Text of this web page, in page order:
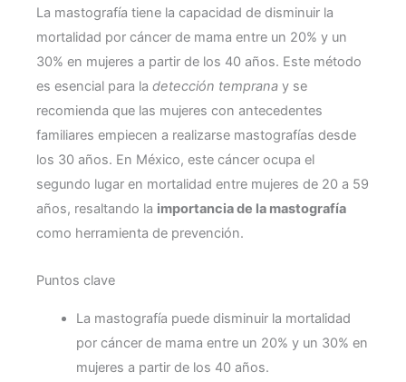
La mastografía tiene la capacidad de disminuir la
mortalidad por cáncer de mama entre un 20% y un
30% en mujeres a partir de los 40 años. Este método
es esencial para la detección temprana y se
recomienda que las mujeres con antecedentes
familiares empiecen a realizarse mastografías desde
los 30 años. En México, este cáncer ocupa el
segundo lugar en mortalidad entre mujeres de 20 a 59
años, resaltando la importancia de la mastografía
como herramienta de prevención.
Puntos clave
La mastografía puede disminuir la mortalidad
por cáncer de mama entre un 20% y un 30% en
mujeres a partir de los 40 años.